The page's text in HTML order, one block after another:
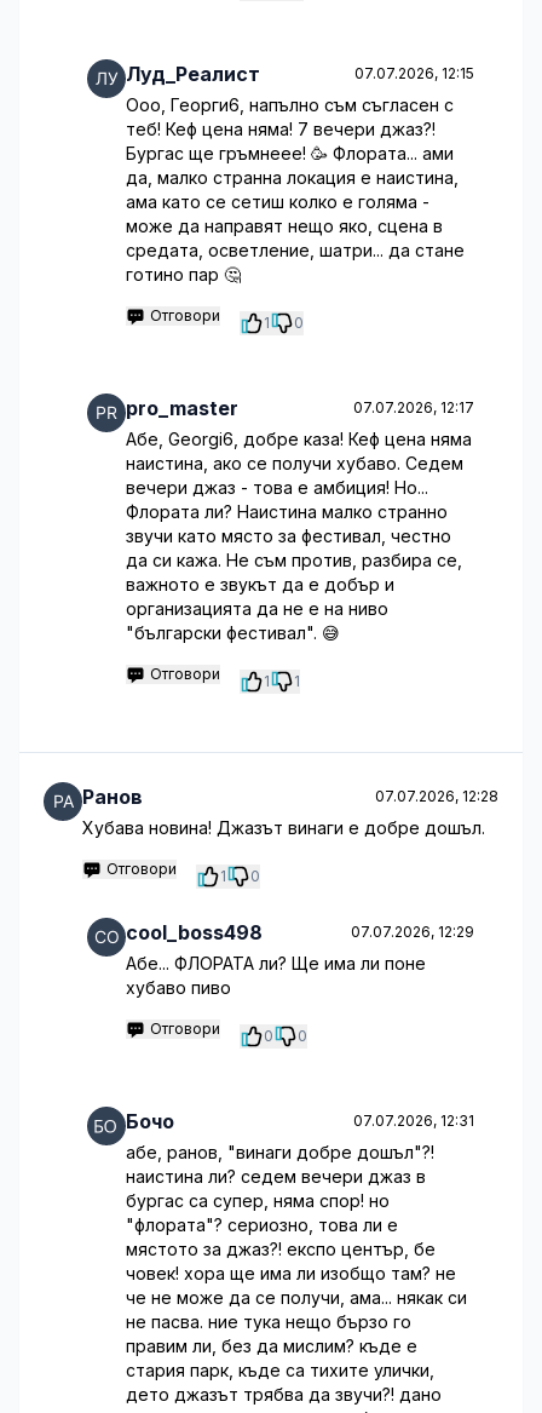
Луд_Реалист 07.07.2026, 12:15
Ооо, Георги6, напълно съм съгласен с
теб! Кеф цена няма! 7 вечери джаз?!
Бургас ще гръмнеее! 🥳 Флората... ами
да, малко странна локация е наистина,
ама като се сетиш колко е голяма -
може да направят нещо яко, сцена в
средата, осветление, шатри... да стане
готино пар 🤔
Отговори 1 0
pro_master 07.07.2026, 12:17
Абе, Georgi6, добре каза! Кеф цена няма
наистина, ако се получи хубаво. Седем
вечери джаз - това е амбиция! Но...
Флората ли? Наистина малко странно
звучи като място за фестивал, честно
да си кажа. Не съм против, разбира се,
важното е звукът да е добър и
организацията да не е на ниво
"български фестивал". 😅
Отговори 1 1
Ранов 07.07.2026, 12:28
Хубава новина! Джазът винаги е добре дошъл.
Отговори 1 0
cool_boss498 07.07.2026, 12:29
Абе... ФЛОРАТА ли? Ще има ли поне
хубаво пиво
Отговори 0 0
Бочо 07.07.2026, 12:31
абе, ранов, "винаги добре дошъл"?!
наистина ли? седем вечери джаз в
бургас са супер, няма спор! но
"флората"? сериозно, това ли е
мястото за джаз?! експо център, бе
човек! хора ще има ли изобщо там? не
че не може да се получи, ама... някак си
не пасва. ние тука нещо бързо го
правим ли, без да мислим? къде е
стария парк, къде са тихите улички,
дето джазът трябва да звучи?! дано